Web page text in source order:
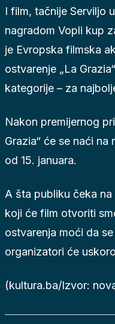
I film, tačnije Serviljo
nagradom Vopli kup
je Evropska filmska
ostvarenje „La
kategorije – za
Nakon premijernog
Grazia“ će se naći
od 15. januara.
A šta publiku čeka
koji će film otvoriti
ostvarenja moći da
organizatori će
(kultura.ba/Izvor: